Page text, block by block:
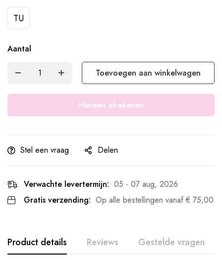
TU
Aantal
Toevoegen aan winkelwagen
Meteen afrekenen
Stel een vraag Delen
Verwachte levertermijn: 05 - 07 aug, 2026
Gratis verzending: Op alle bestellingen vanaf € 75,00
Product details Reviews Gestelde vragen